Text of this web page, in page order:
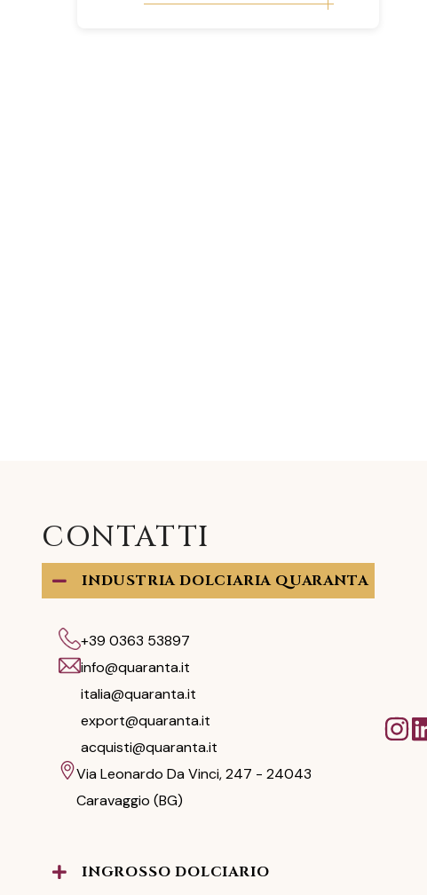
CONTATTI
INDUSTRIA DOLCIARIA QUARANTA
+39 0363 53897
info@quaranta.it
italia@quaranta.it
export@quaranta.it
acquisti@quaranta.it
Via Leonardo Da Vinci, 247 - 24043
Caravaggio (BG)
INGROSSO DOLCIARIO